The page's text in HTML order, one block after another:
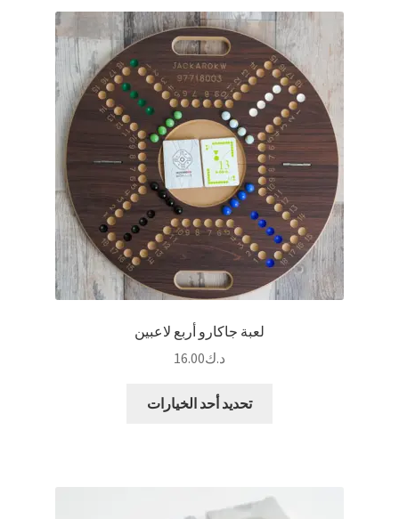
لعبة جاكارو أربع لاعبين
د.ك16.00
تحديد أحد الخيارات